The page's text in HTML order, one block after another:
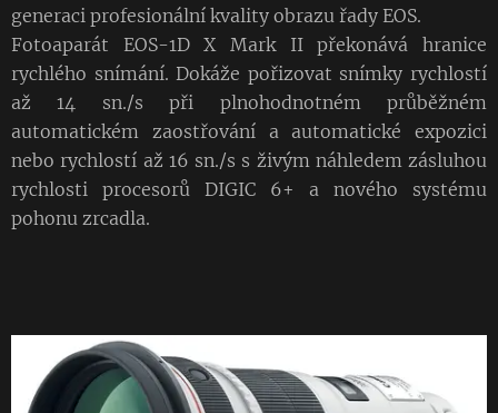
generaci profesionální kvality obrazu řady EOS.
Fotoaparát EOS-1D X Mark II překonává hranice
rychlého snímání. Dokáže pořizovat snímky rychlostí
až 14 sn./s při plnohodnotném průběžném
automatickém zaostřování a automatické expozici
nebo rychlostí až 16 sn./s s živým náhledem zásluhou
rychlosti procesorů DIGIC 6+ a nového systému
pohonu zrcadla.